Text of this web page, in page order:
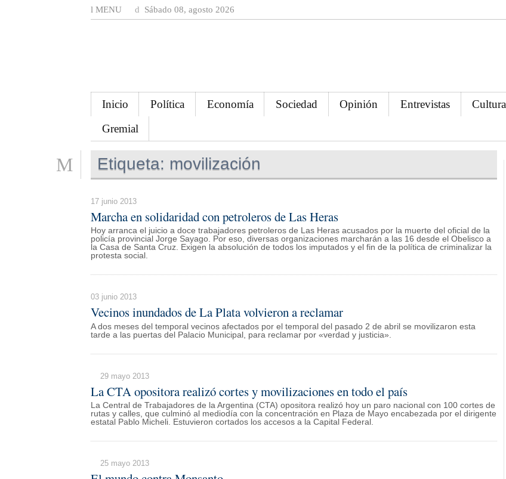
MENU Sábado 08, agosto 2026
Inicio Política Economía Sociedad Opinión Entrevistas Cultura
Gremial
Etiqueta: movilización
17 junio 2013
Marcha en solidaridad con petroleros de Las Heras
Hoy arranca el juicio a doce trabajadores petroleros de Las Heras acusados por la muerte del oficial de la
policía provincial Jorge Sayago. Por eso, diversas organizaciones marcharán a las 16 desde el Obelisco a
la Casa de Santa Cruz. Exigen la absolución de todos los imputados y el fin de la política de criminalizar la
protesta social.
03 junio 2013
Vecinos inundados de La Plata volvieron a reclamar
A dos meses del temporal vecinos afectados por el temporal del pasado 2 de abril se movilizaron esta
tarde a las puertas del Palacio Municipal, para reclamar por «verdad y justicia».
29 mayo 2013
La CTA opositora realizó cortes y movilizaciones en todo el país
La Central de Trabajadores de la Argentina (CTA) opositora realizó hoy un paro nacional con 100 cortes de
rutas y calles, que culminó al mediodía con la concentración en Plaza de Mayo encabezada por el dirigente
estatal Pablo Micheli. Estuvieron cortados los accesos a la Capital Federal.
25 mayo 2013